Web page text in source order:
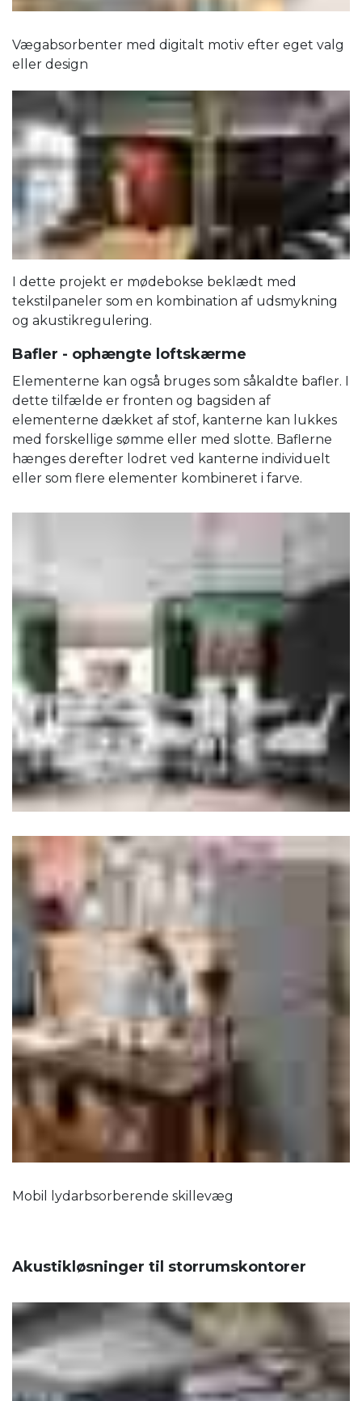
Vægabsorbenter med digitalt motiv efter eget valg
eller design
I dette projekt er mødebokse beklædt med
tekstilpaneler som en kombination af udsmykning
og akustikregulering.
Bafler - ophængte loftskærme
Elementerne kan også bruges som såkaldte bafler. I
dette tilfælde er fronten og bagsiden af ​​
elementerne dækket af stof, kanterne kan lukkes
med forskellige sømme eller med slotte. Baflerne
hænges derefter lodret ved kanterne individuelt
eller som flere elementer kombineret i farve.
Mobil lydarbsorberende skillevæg
Akustikløsninger til storrumskontorer